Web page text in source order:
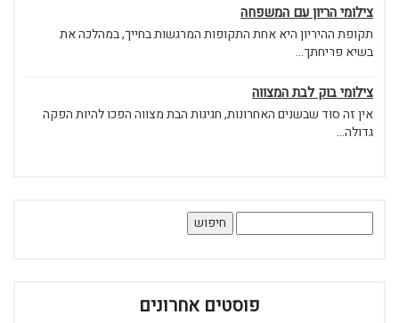
צילומי הריון עם המשפחה
תקופת ההיריון היא אחת התקופות המרגשות בחייך, במהלכה את
בשיא פריחתך...
צילומי בוק לבת המצווה
אין זה סוד שבשנים האחרונות, חגיגות הבת מצווה הפכו להיות הפקה
גדולה...
חיפוש:
פוסטים אחרונים